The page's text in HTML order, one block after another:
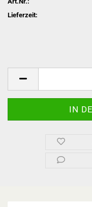
Lieferzeit: